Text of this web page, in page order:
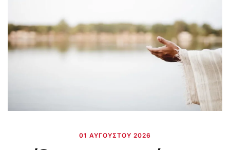
01 ΑΥΓΟΎΣΤΟΥ 2026